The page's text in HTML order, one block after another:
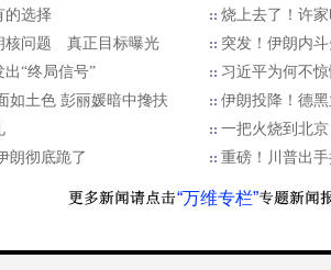
的选择
烧上去了！许
核问题 真正目标曝光
突发！伊朗内
“终局信号”
习近平为何不
如土色 彭丽媛暗中搀扶
伊朗投降！德
一把火烧到北
朗彻底跪了
重磅！川普出
“万维专栏”